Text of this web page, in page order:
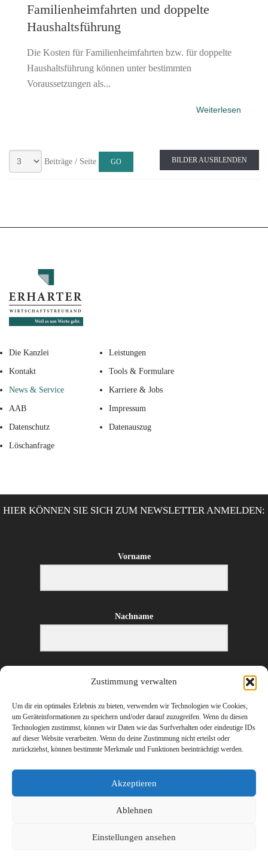
Zustimmung verwalten
Um dir ein optimales Erlebnis zu bieten, verwenden wir Technologien wie Cookies,
um Geräteinformationen zu speichern und/oder darauf zuzugreifen. Wenn du diesen
Technologien zustimmst, können wir Daten wie das Surfverhalten oder eindeutige IDs
auf dieser Website verarbeiten. Wenn du deine Zustimmung nicht erteilst oder
zurückziehst, können bestimmte Merkmale und Funktionen beeinträchtigt werden.
Akzeptieren
Ablehnen
Einstellungen ansehen
Familienheimfahrten und doppelte
Haushaltsführung
Die Kosten für Familienheimfahrten bzw. für doppelte
Haushaltsführung können unter bestimmten
Voraussetzungen als...
Weiterlesen
Beiträge / Seite BILDER AUSBLENDEN
Die Kanzlei Leistungen
Kontakt Tools & Formulare
News & Service Karriere & Jobs
AAB Impressum
Datenschutz Datenauszug
Löschanfrage
HIER KÖNNEN SIE SICH ZUM NEWSLETTER ANMELDEN:
Vorname
Nachname
E-Mail-Adresse
ANMELDEN